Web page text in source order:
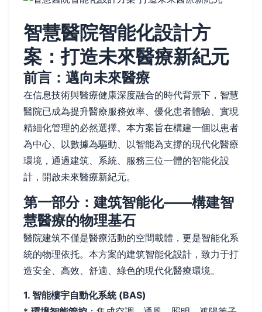
智慧醫院智能化設計方
案：打造未來醫療新紀元
前言：邁向未來醫療
在信息技術與醫療健康深度融合的時代背景下，智慧
醫院已成為提升醫療服務效率、優化患者體驗、實現
精細化管理的必然選擇。本方案旨在構建一個以患者
為中心、以數據為驅動、以智能為支撐的現代化醫療
環境，通過建筑、系統、服務三位一體的智能化設
計，開啟未來醫療新紀元。
第一部分：建筑智能化——構建智
慧醫療的物理基石
醫院建筑不僅是醫療活動的空間載體，更是智能化系
統的物理依托。本方案的建筑智能化設計，致力于打
造安全、高效、舒適、綠色的現代化醫療環境。
1. 智能樓宇自動化系統 (BAS)